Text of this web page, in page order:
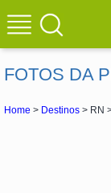
FOTOS DA
Home > Destinos > RN